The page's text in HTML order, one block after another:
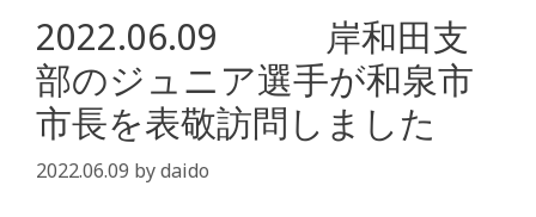
2022.06.09 岸和田支
部のジュニア選手が和泉市
市長を表敬訪問しました
2022.06.09 bydaido